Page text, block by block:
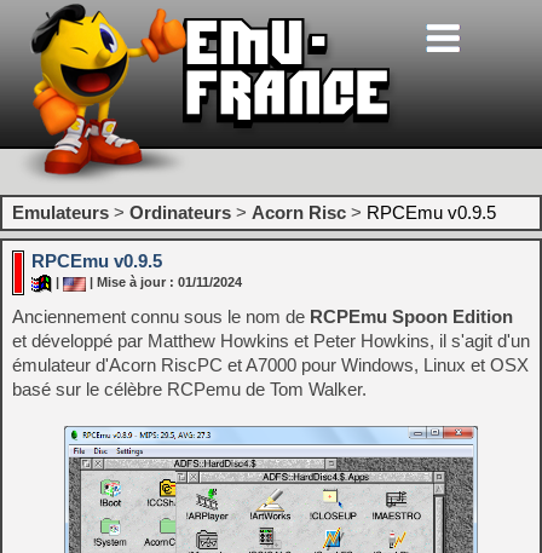
Emulateurs > Ordinateurs > Acorn Risc > RPCEmu v0.9.5
RPCEmu v0.9.5
| Mise à jour : 01/11/2024
Anciennement connu sous le nom de RCPEmu Spoon Edition
et développé par Matthew Howkins et Peter Howkins, il s'agit d'un
émulateur d'Acorn RiscPC et A7000 pour Windows, Linux et OSX
basé sur le célèbre RCPemu de Tom Walker.